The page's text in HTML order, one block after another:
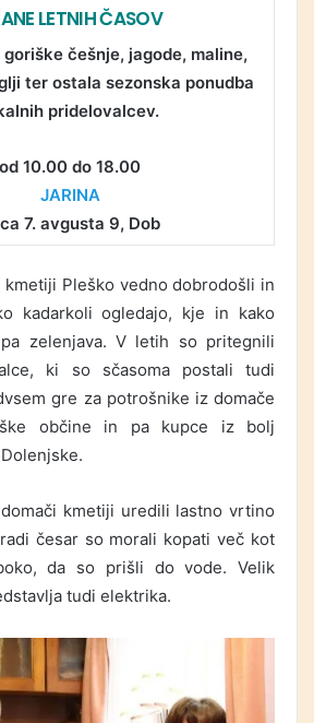
LETNIH ČASOV
češnje, jagode, maline,
ter ostala sezonska ponudba
pridelovalcev.
od 10.00 do 18.00
JARINA
7. avgusta 9, Dob
kmetiji Pleško vedno dobrodošli in
kadarkoli ogledajo, kje in kako
zelenjava. V letih so pritegnili
ki so sčasoma postali tudi
gre za potrošnike iz domače
občine in pa kupce iz bolj
kmetiji uredili lastno vrtino
česar so morali kopati več kot
da so prišli do vode. Velik
tudi elektrika.